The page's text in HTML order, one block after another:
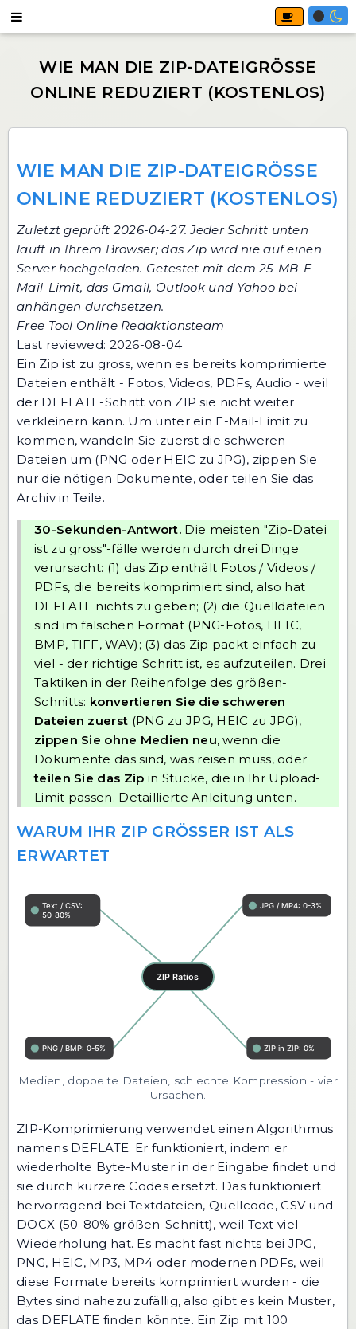
WIE MAN DIE ZIP-DATEIGRÖSSE O
NLINE REDUZIERT (KOSTENLOS)
Zuletzt geprüft 2026-04-27. Jeder Schritt unten
läuft in Ihrem Browser; das Zip wird nie auf einen
Server hochgeladen. Getestet mit dem 25-MB-E-
Mail-Limit, das Gmail, Outlook und Yahoo bei
anhängen durchsetzen.
Free Tool Online Redaktionsteam
Last reviewed: 2026-08-04
Ein Zip ist zu gross, wenn es bereits komprimierte
Dateien enthält - Fotos, Videos, PDFs, Audio - weil
der DEFLATE-Schritt von ZIP sie nicht weiter
verkleinern kann. Um unter ein E-Mail-Limit zu
kommen, wandeln Sie zuerst die schweren
Dateien um (PNG oder HEIC zu JPG), zippen Sie
nur die nötigen Dokumente, oder teilen Sie das
Archiv in Teile.
30-Sekunden-Antwort. Die meisten "Zip-Datei
ist zu gross"-fälle werden durch drei Dinge
verursacht: (1) das Zip enthält Fotos / Videos /
PDFs, die bereits komprimiert sind, also hat
DEFLATE nichts zu geben; (2) die Quelldateien
sind im falschen Format (PNG-Fotos, HEIC,
BMP, TIFF, WAV); (3) das Zip packt einfach zu
viel - der richtige Schritt ist, es aufzuteilen. Drei
Taktiken in der Reihenfolge des größen-
Schnitts: konvertieren Sie die schweren
Dateien zuerst (PNG zu JPG, HEIC zu JPG),
zippen Sie ohne Medien neu, wenn die
Dokumente das sind, was reisen muss, oder
teilen Sie das Zip in Stücke, die in Ihr Upload-
Limit passen. Detaillierte Anleitung unten.
WARUM IHR ZIP GRÖSSER IST ALS E
RWARTET
Medien, doppelte Dateien, schlechte Kompression - vier
Ursachen.
ZIP-Komprimierung verwendet einen Algorithmus
namens DEFLATE. Er funktioniert, indem er
wiederholte Byte-Muster in der Eingabe findet und
sie durch kürzere Codes ersetzt. Das funktioniert
hervorragend bei Textdateien, Quellcode, CSV und
DOCX (50-80% größen-Schnitt), weil Text viel
Wiederholung hat. Es macht fast nichts bei JPG,
PNG, HEIC, MP3, MP4 oder modernen PDFs, weil
diese Formate bereits komprimiert wurden - die
Bytes sind nahezu zufällig, also gibt es kein Muster,
das DEFLATE finden könnte. Ein Zip mit 100